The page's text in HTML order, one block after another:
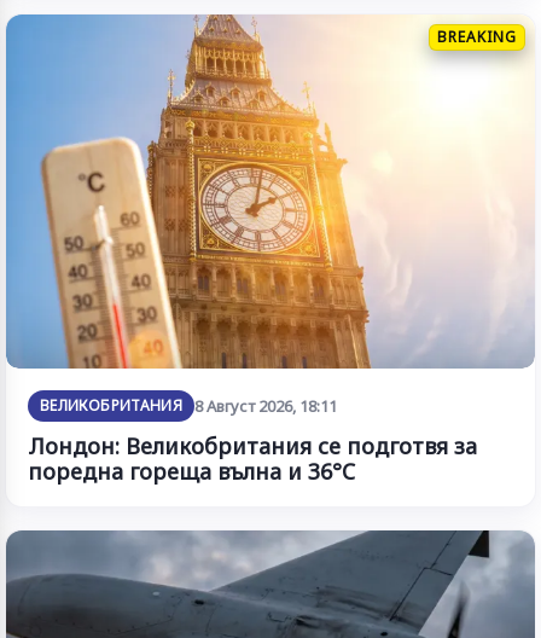
BREAKING
ВЕЛИКОБРИТАНИЯ 8 Август 2026, 18:11
Лондон: Великобритания се подготвя за
поредна гореща вълна и 36°C